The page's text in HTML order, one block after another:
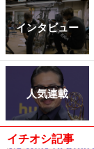
インタビュー
人気連載
イチオシ記事